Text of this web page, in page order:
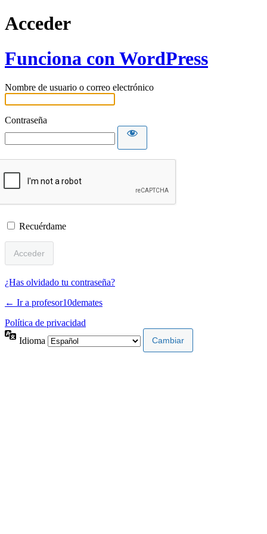
Acceder
Funciona con WordPress
Nombre de usuario o correo electrónico
Contraseña
Recuérdame
¿Has olvidado tu contraseña?
← Ir a profesor10demates
Política de privacidad
Idioma